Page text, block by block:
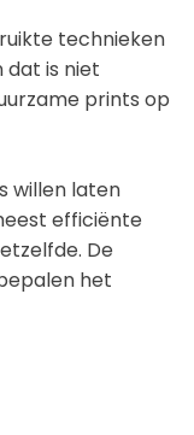
technieken
dat is niet
prints op
willen laten
efficiënte
De
het